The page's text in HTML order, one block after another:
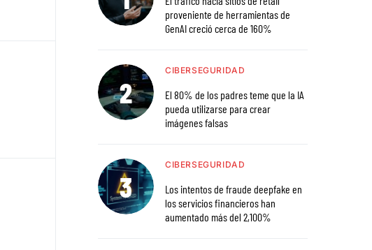
proveniente de herramientas de
GenAI creció cerca de 160%
CIBERSEGURIDAD
El 80% de los padres teme que la IA
pueda utilizarse para crear
imágenes falsas
CIBERSEGURIDAD
Los intentos de fraude deepfake en
los servicios financieros han
aumentado más del 2,100%